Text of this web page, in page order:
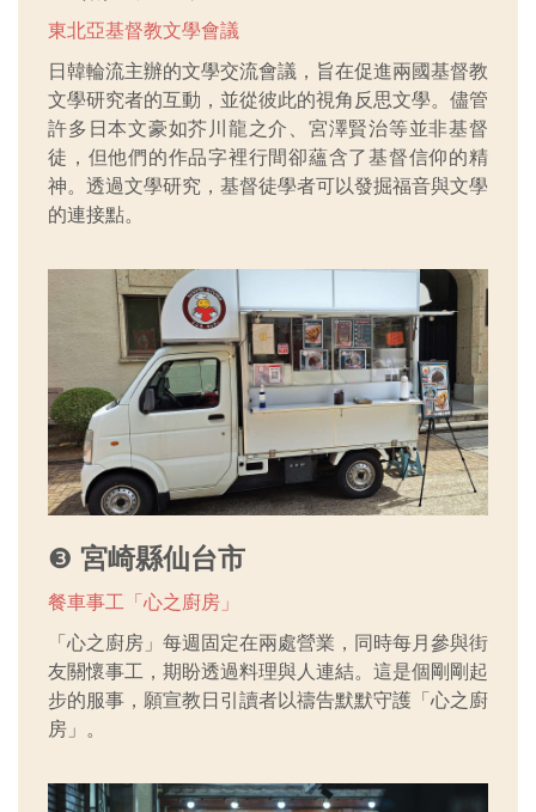
東北亞基督教文學會議
日韓輪流主辦的文學交流會議，旨在促進兩國基督教
文學研究者的互動，並從彼此的視角反思文學。儘管
許多日本文豪如芥川龍之介、宮澤賢治等並非基督
徒，但他們的作品字裡行間卻蘊含了基督信仰的精
神。透過文學研究，基督徒學者可以發掘福音與文學
的連接點。
❸ 宮崎縣仙台市
餐車事工「心之廚房」
「心之廚房」每週固定在兩處營業，同時每月參與街
友關懷事工，期盼透過料理與人連結。這是個剛剛起
步的服事，願宣教日引讀者以禱告默默守護「心之廚
房」。